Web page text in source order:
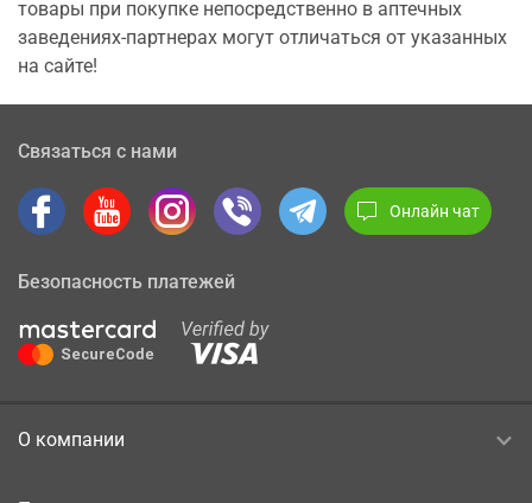
товары при покупке непосредственно в аптечных
заведениях-партнерах могут отличаться от указанных
на сайте!
Связаться с нами
Онлайн чат
Безопасность платежей
О компании